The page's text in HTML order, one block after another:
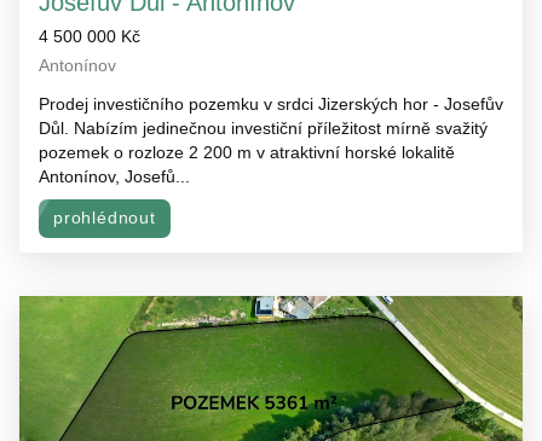
4 500 000 Kč
Antonínov
Prodej investičního pozemku v srdci Jizerských hor - Josefův
Důl. Nabízím jedinečnou investiční příležitost mírně svažitý
pozemek o rozloze 2 200 m v atraktivní horské lokalitě
Antonínov, Josefů...
prohlédnout